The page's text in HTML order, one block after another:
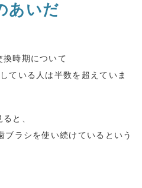
あいだ
時期について
ている人は半数を超えていま
と、
ブラシを使い続けているという